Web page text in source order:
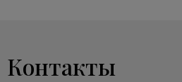
Контакты